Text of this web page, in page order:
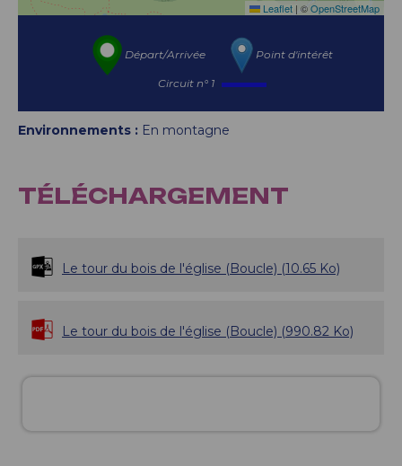
Leaflet | ©OpenStreetMap
Départ/Arrivée Point d'intérêt
Circuit n° 1
Environnements : En montagne
TÉLÉCHARGEMENT
Le tour du bois de l'église (Boucle) (10.65 Ko)
Le tour du bois de l'église (Boucle) (990.82 Ko)